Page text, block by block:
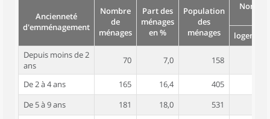
Ancienneté
d'emménagement
Nombre
de
ménages
Part des
ménages
en %
Population
des
ménages
logement
Depuis moins de 2
ans
70 7,0 158
De 2 à 4 ans 165 16,4 405
De 5 à 9 ans
181 18,0 531